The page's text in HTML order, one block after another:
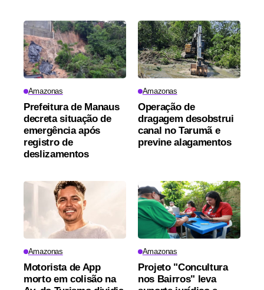
Amazonas
Prefeitura de Manaus
decreta situação de
emergência após
registro de
deslizamentos
Amazonas
Operação de
dragagem desobstrui
canal no Tarumã e
previne alagamentos
Amazonas
Motorista de App
morto em colisão na
Amazonas
Projeto "Concultura
nos Bairros" leva